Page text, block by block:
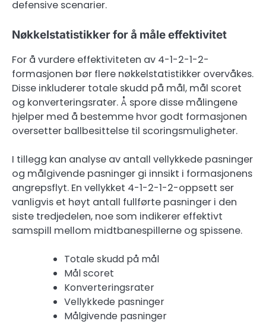
defensive scenarier.
Nøkkelstatistikker for å måle effektivitet
For å vurdere effektiviteten av 4-1-2-1-2-
formasjonen bør flere nøkkelstatistikker overvåkes.
Disse inkluderer totale skudd på mål, mål scoret
og konverteringsrater. Å spore disse målingene
hjelper med å bestemme hvor godt formasjonen
oversetter ballbesittelse til scoringsmuligheter.
I tillegg kan analyse av antall vellykkede pasninger
og målgivende pasninger gi innsikt i formasjonens
angrepsflyt. En vellykket 4-1-2-1-2-oppsett ser
vanligvis et høyt antall fullførte pasninger i den
siste tredjedelen, noe som indikerer effektivt
samspill mellom midtbanespillerne og spissene.
Totale skudd på mål
Mål scoret
Konverteringsrater
Vellykkede pasninger
Målgivende pasninger